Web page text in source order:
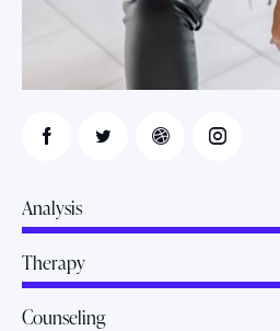
Analysis
Therapy
Counseling